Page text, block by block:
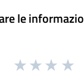
le